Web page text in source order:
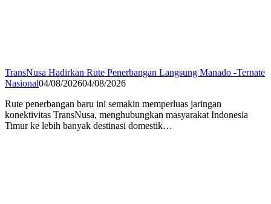
TransNusa Hadirkan Rute Penerbangan Langsung Manado -Ternate
Nasional04/08/202604/08/2026
Rute penerbangan baru ini semakin memperluas jaringan
konektivitas TransNusa, menghubungkan masyarakat Indonesia
Timur ke lebih banyak destinasi domestik…